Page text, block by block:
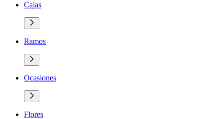
Cajas
Ramos
Ocasiones
Flores